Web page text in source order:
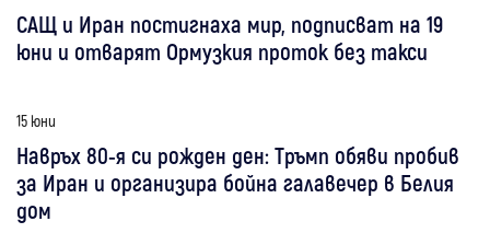
САЩ и Иран постигнаха мир, подписват на 19
юни и отварят Ормузкия проток без такси
15 юни
Навръх 80-я си рожден ден: Тръмп обяви пробив
за Иран и организира бойна галавечер в Белия
дом